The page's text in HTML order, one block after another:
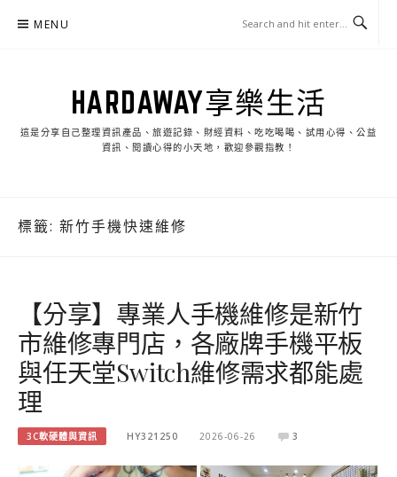
MENU
HARDAWAY享樂生活
這是分享自己整理資訊產品、旅遊記錄、財經資料、吃吃喝喝、試用心得、公益
資訊、閱讀心得的小天地，歡迎參觀指教！
標籤: 新竹手機快速維修
【分享】專業人手機維修是新竹
市維修專門店，各廠牌手機平板
與任天堂Switch維修需求都能處
理
3C軟硬體與資訊 HY321250 2026-06-26 3